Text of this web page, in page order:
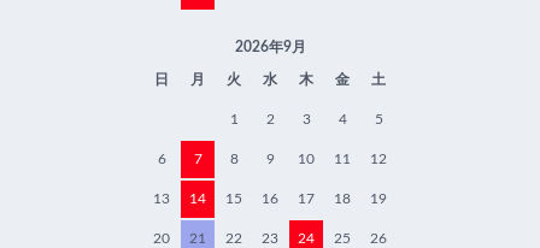
2026年9月
日 月 火 水 木 金 土
1 2 3 4 5
6 7 8 9 10 11 12
13 14 15 16 17 18 19
20 21 22 23 24 25 26